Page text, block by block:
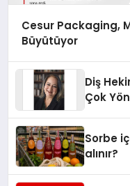
Cesur Packaging,
Büyütüyor
Diş
Çok
Sorbe
alınır?